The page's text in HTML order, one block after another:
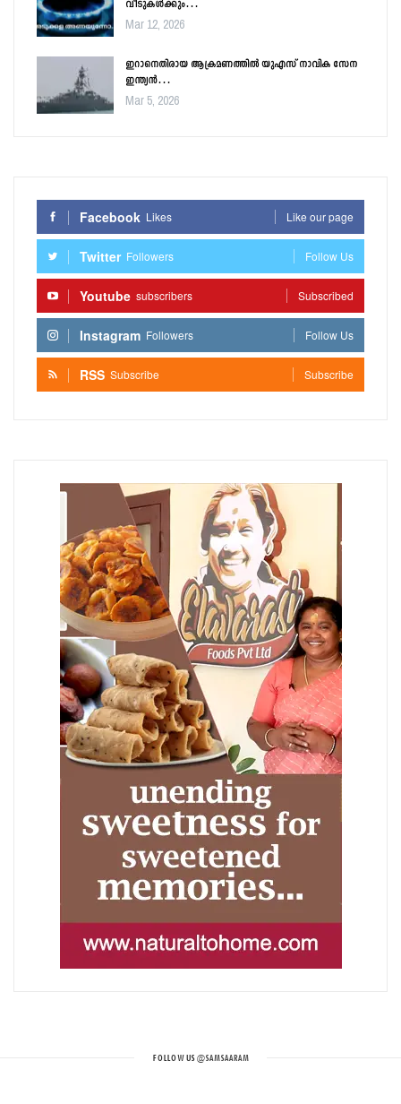
വീടുകൾക്കും…
Mar 12, 2026
ഇറാനെതിരായ ആക്രമണത്തിൽ യുഎസ് നാവിക സേന
ഇന്ത്യൻ…
Mar 5, 2026
Facebook Likes Like our page
Twitter Followers Follow Us
Youtube subscribers Subscribed
Instagram Followers Follow Us
RSS Subscribe Subscribe
FOLLOW US@SAMSAARAM